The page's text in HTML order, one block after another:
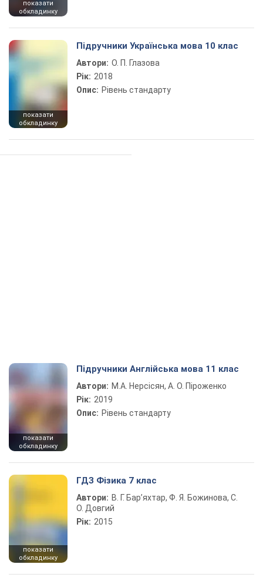
показати
обкладинку
показати
обкладинку
Підручники Українська мова 10 клас
Автори: О. П. Глазова
Рік: 2018
Опис: Рівень стандарту
показати
обкладинку
Підручники Англійська мова 11 клас
Автори: М.А. Нерсісян, А. О. Піроженко
Рік: 2019
Опис: Рівень стандарту
показати
обкладинку
ГДЗ Фізика 7 клас
Автори: В. Г. Бар’яхтар, Ф. Я. Божинова, С.
О. Довгий
Рік: 2015